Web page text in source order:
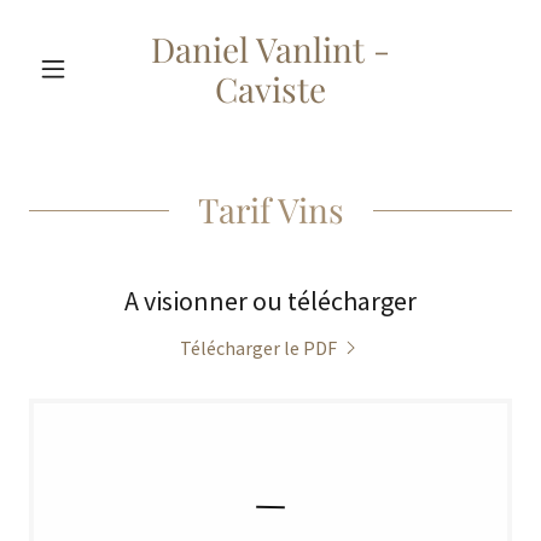
Daniel Vanlint -
Caviste
Tarif Vins
A visionner ou télécharger
Télécharger le PDF